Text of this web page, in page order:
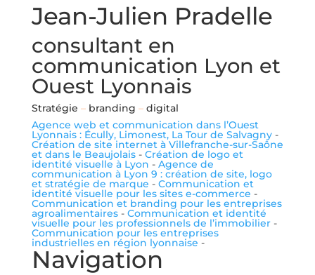
Jean-Julien Pradelle
consultant en
communication Lyon et
Ouest Lyonnais
Stratégie –branding –digital
Agence web et communication dans l’Ouest
Lyonnais : Écully, Limonest, La Tour de Salvagny-
Création de site internet à Villefranche-sur-Saône
et dans le Beaujolais- Création de logo et
identité visuelle à Lyon - Agence de
communication à Lyon 9 : création de site, logo
et stratégie de marque - Communication et
identité visuelle pour les sites e-commerce -
Communication et branding pour les entreprises
agroalimentaires- Communication et identité
visuelle pour les professionnels de l’immobilier-
Communication pour les entreprises
industrielles en région lyonnaise -
Navigation